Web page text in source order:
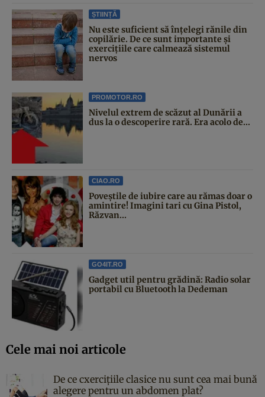
ȘTIINȚĂ
Nu este suficient să înțelegi rănile din
copilărie. De ce sunt importante și
exercițiile care calmează sistemul
nervos
PROMOTOR.RO
Nivelul extrem de scăzut al Dunării a
dus la o descoperire rară. Era acolo de...
CIAO.RO
Poveştile de iubire care au rămas doar o
amintire! Imagini tari cu Gina Pistol,
Răzvan...
GO4IT.RO
Gadget util pentru grădină: Radio solar
portabil cu Bluetooth la Dedeman
Cele mai noi articole
De ce cxercițiile clasice nu sunt cea mai bună
alegere pentru un abdomen plat?